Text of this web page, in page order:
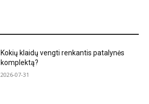
Kokių klaidų vengti renkantis patalynės
komplektą?
2026-07-31